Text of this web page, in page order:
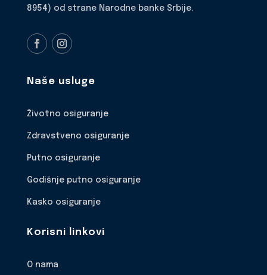
8954) od strane Narodne banke Srbije.
Naše usluge
Životno osiguranje
Zdravstveno osiguranje
Putno osiguranje
Godišnje putno osiguranje
Kasko osiguranje
Korisni linkovi
O nama